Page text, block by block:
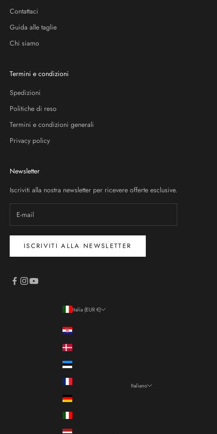
Contattaci
Guida alle taglie
Chi siamo
Termini e condizioni
Spedizioni
Politiche di reso
Termini e condizioni generali
Privacy policy
Newsletter
Iscriviti alla nostra newsletter per ricevere offerte esclusive.
ISCRIVITI ALLA NEWSLETTER
Italia (EUR €)
Croazia (EUR €)
Danimarca (DKK kr.)
Estonia (EUR €)
Francia (EUR €)
Germania (EUR €)
Italia (EUR €)
Lettonia (EUR €)
Italiano